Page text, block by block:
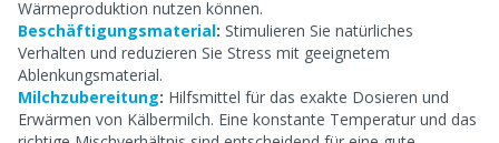
Wärmeproduktion nutzen können.
Beschäftigungsmaterial: Stimulieren Sie natürliches
Verhalten und reduzieren Sie Stress mit geeignetem
Ablenkungsmaterial.
Milchzubereitung: Hilfsmittel für das exakte Dosieren und
Erwärmen von Kälbermilch. Eine konstante Temperatur und das